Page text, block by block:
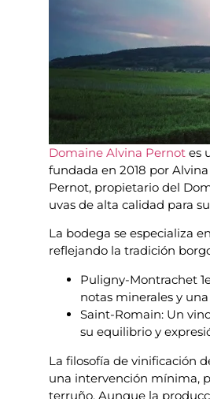
Domaine Alvina Pernot es
fundada en 2018 por
Pernot, propietario del
uvas de alta calidad para
La bodega se especializa
reflejando la tradición
Puligny-Montrachet
notas minerales y
Saint-Romain: Un
su equilibrio y
La filosofía de vinificación
una intervención mínima,
terruño. Aunque la